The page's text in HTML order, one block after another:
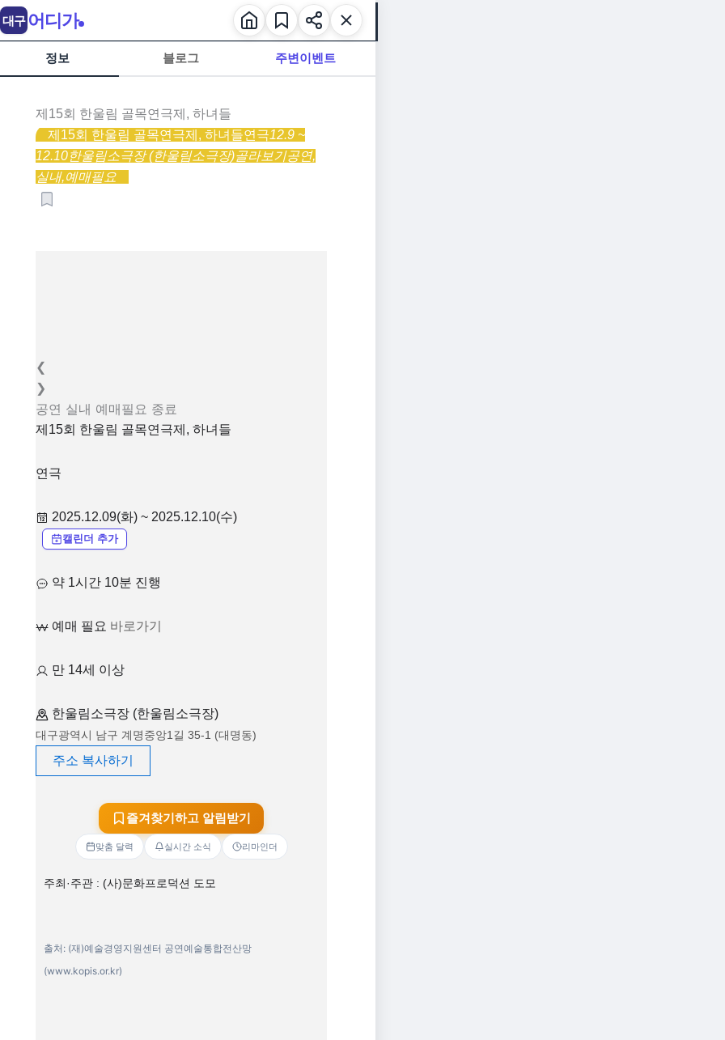
정보 블로그 주변이벤트
제15회 한울림 골목연극제, 하녀들
제15회 한울림 골목연극제, 하녀들연극12.9 ~
12.10한울림소극장 (한울림소극장)골라보기공연,
실내,예매필요
❮
❯
공연 실내 예매필요 종료
제15회 한울림 골목연극제, 하녀들
연극
2025.12.09(화) ~ 2025.12.10(수)
캘린더 추가
약 1시간 10분 진행
예매 필요 바로가기
만 14세 이상
한울림소극장 (한울림소극장)
대구광역시 남구 계명중앙1길 35-1 (대명동)
주소 복사하기
즐겨찾기하고 알림받기
맞춤 달력 실시간 소식 리마인더
주최·주관 : (사)문화프로덕션 도모
출처: (재)예술경영지원센터 공연예술통합전산망
(www.kopis.or.kr)
대구 어디가